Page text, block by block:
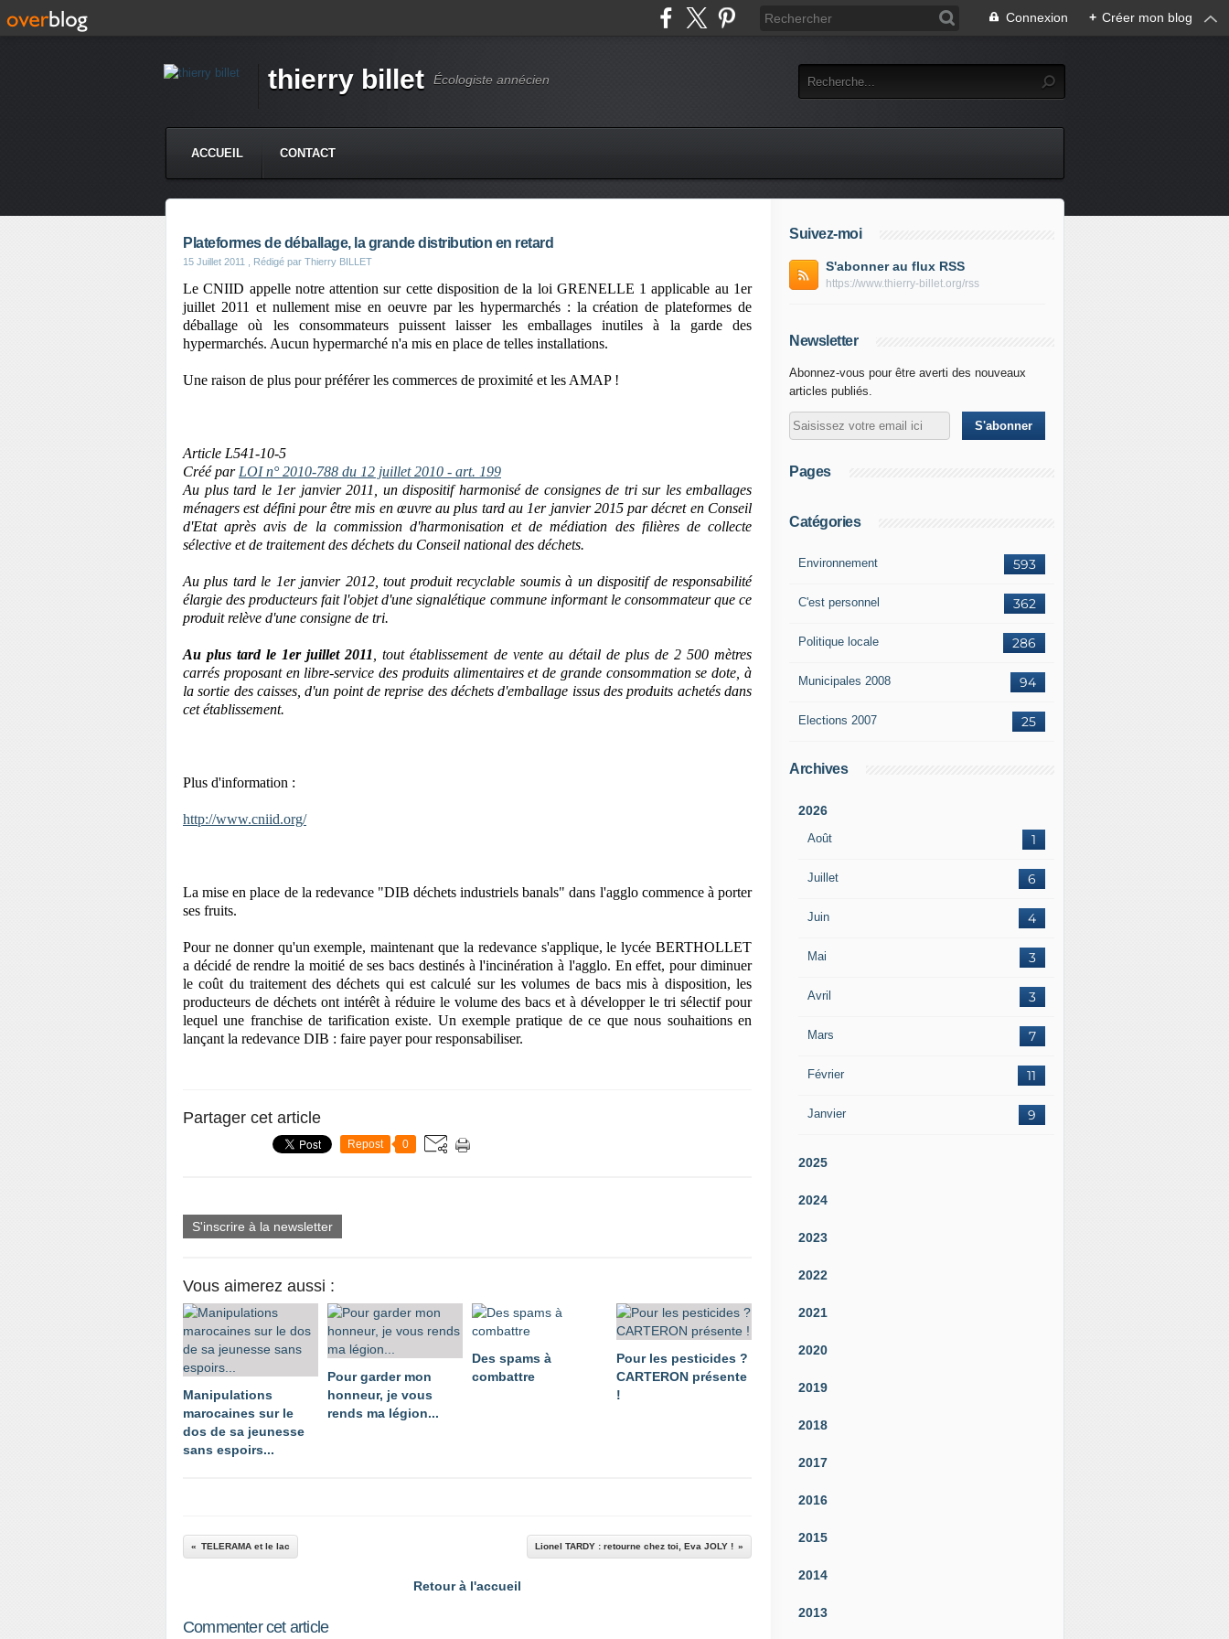
Connexion + Créer mon blog
thierry billet Écologiste annécien
ACCUEIL CONTACT
Plateformes de déballage, la grande distribution en retard
15 Juillet 2011 , Rédigé par Thierry BILLET
Le CNIID appelle notre attention sur cette disposition de la loi GRENELLE 1 applicable au 1er
juillet 2011 et nullement mise en oeuvre par les hypermarchés : la création de plateformes de
déballage où les consommateurs puissent laisser les emballages inutiles à la garde des
hypermarchés. Aucun hypermarché n'a mis en place de telles installations.
Une raison de plus pour préférer les commerces de proximité et les AMAP !
Article L541-10-5
Créé par LOI n° 2010-788 du 12 juillet 2010 - art. 199
Au plus tard le 1er janvier 2011, un dispositif harmonisé de consignes de tri sur les emballages
ménagers est défini pour être mis en œuvre au plus tard au 1er janvier 2015 par décret en Conseil
d'Etat après avis de la commission d'harmonisation et de médiation des filières de collecte
sélective et de traitement des déchets du Conseil national des déchets.
Au plus tard le 1er janvier 2012, tout produit recyclable soumis à un dispositif de responsabilité
élargie des producteurs fait l'objet d'une signalétique commune informant le consommateur que ce
produit relève d'une consigne de tri.
Au plus tard le 1er juillet 2011 , tout établissement de vente au détail de plus de 2 500 mètres
carrés proposant en libre-service des produits alimentaires et de grande consommation se dote, à
la sortie des caisses, d'un point de reprise des déchets d'emballage issus des produits achetés dans
cet établissement.
Plus d'information :
http://www.cniid.org/
La mise en place de la redevance "DIB déchets industriels banals" dans l'agglo commence à porter
ses fruits.
Pour ne donner qu'un exemple, maintenant que la redevance s'applique, le lycée BERTHOLLET
a décidé de rendre la moitié de ses bacs destinés à l'incinération à l'agglo. En effet, pour diminuer
le coût du traitement des déchets qui est calculé sur les volumes de bacs mis à disposition, les
producteurs de déchets ont intérêt à réduire le volume des bacs et à développer le tri sélectif pour
lequel une franchise de tarification existe. Un exemple pratique de ce que nous souhaitions en
lançant la redevance DIB : faire payer pour responsabiliser.
Partager cet article
Repost 0
S'inscrire à la newsletter
Vous aimerez aussi :
Manipulations
marocaines sur le
dos de sa jeunesse
sans espoirs...
Pour garder mon
honneur, je vous
rends ma légion...
Des spams à
combattre
Pour les pesticides ?
CARTERON présente
!
TELERAMA et le lac Lionel TARDY : retourne chez toi, Eva JOLY !
Retour à l'accueil
Commenter cet article
Suivez-moi
S'abonner au flux RSS
https://www.thierry-billet.org/rss
Newsletter
Abonnez-vous pour être averti des nouveaux
articles publiés.
Pages
Catégories
593
Environnement
362
C'est personnel
286
Politique locale
94
Municipales 2008
25
Elections 2007
Archives
2026
Août 1
Juillet 6
Juin 4
Mai 3
Avril 3
Mars 7
Février 11
Janvier 9
2025
2024
2023
2022
2021
2020
2019
2018
2017
2016
2015
2014
2013